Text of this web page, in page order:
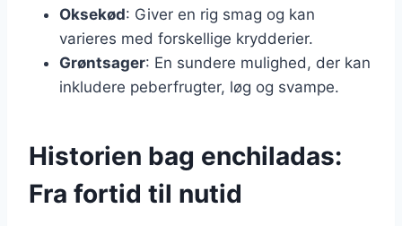
Oksekød: Giver en rig smag og kan
varieres med forskellige krydderier.
Grøntsager: En sundere mulighed, der kan
inkludere peberfrugter, løg og svampe.
Historien bag enchiladas:
Fra fortid til nutid